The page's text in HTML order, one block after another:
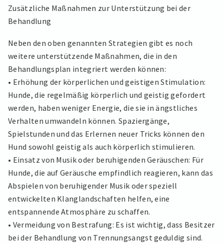
Zusätzliche Maßnahmen zur Unterstützung bei der
Behandlung
Neben den oben genannten Strategien gibt es noch
weitere unterstützende Maßnahmen, die in den
Behandlungsplan integriert werden können:
• Erhöhung der körperlichen und geistigen Stimulation:
Hunde, die regelmäßig körperlich und geistig gefordert
werden, haben weniger Energie, die sie in ängstliches
Verhalten umwandeln können. Spaziergänge,
Spielstunden und das Erlernen neuer Tricks können den
Hund sowohl geistig als auch körperlich stimulieren.
• Einsatz von Musik oder beruhigenden Geräuschen: Für
Hunde, die auf Geräusche empfindlich reagieren, kann das
Abspielen von beruhigender Musik oder speziell
entwickelten Klanglandschaften helfen, eine
entspannende Atmosphäre zu schaffen.
• Vermeidung von Bestrafung: Es ist wichtig, dass Besitzer
bei der Behandlung von Trennungsangst geduldig sind.